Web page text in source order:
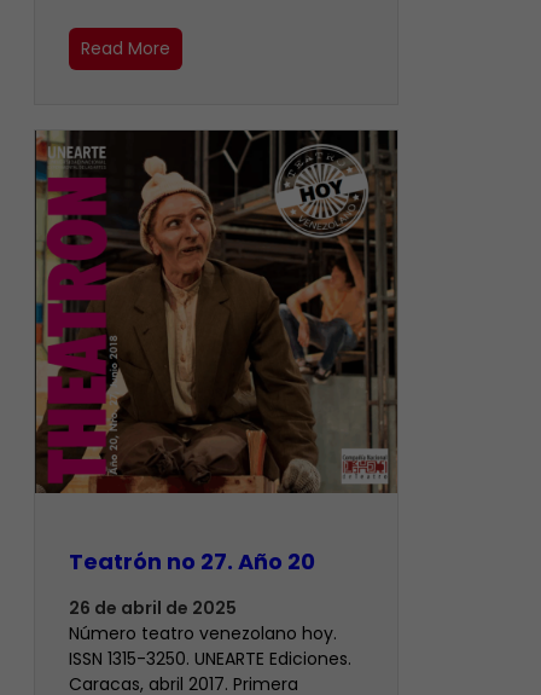
Read More
Teatrón no 27. Año 20
26 de abril de 2025
Número teatro venezolano hoy.
ISSN 1315-3250. UNEARTE Ediciones.
Caracas, abril 2017. Primera